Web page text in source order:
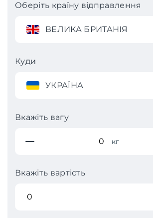
Оберіть країну відправлення
ВЕЛИКА БРИТАНІЯ
Куди
УКРАЇНА
Вкажіть вагу
кг
Вкажіть вартість